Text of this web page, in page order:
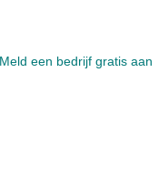
Meld een bedrijf gratis aan